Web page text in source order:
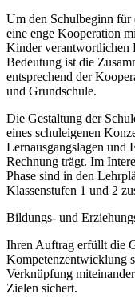
Um den Schulbeginn für
eine enge Kooperation
Kinder verantwortlichen
Bedeutung ist die
entsprechend der
und Grundschule.
Die Gestaltung der
eines schuleigenen
Lernausgangslagen und
Rechnung trägt. Im
Phase sind in den
Klassenstufen 1 und 2
Bildungs- und
Ihren Auftrag erfüllt die
Kompetenzentwicklung
Verknüpfung
Zielen sichert.